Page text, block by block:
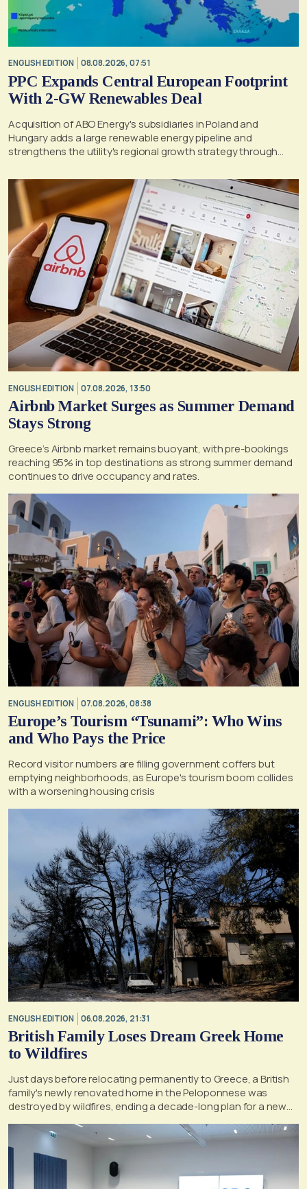
ENGLISH EDITION 08.08.2026, 07:51
PPC Expands Central European Footprint
With 2-GW Renewables Deal
Acquisition of ABO Energy's subsidiaries in Poland and
Hungary adds a large renewable energy pipeline and
strengthens the utility's regional growth strategy through
ENGLISH EDITION 07.08.2026, 13:50
Airbnb Market Surges as Summer Demand
Stays Strong
Greece’s Airbnb market remains buoyant, with pre-bookings
reaching 95% in top destinations as strong summer demand
continues to drive occupancy and rates.
ENGLISH EDITION 07.08.2026, 08:38
Europe’s Tourism “Tsunami”: Who Wins
and Who Pays the Price
Record visitor numbers are filling government coffers but
emptying neighborhoods, as Europe's tourism boom collides
with a worsening housing crisis
ENGLISH EDITION 06.08.2026, 21:31
British Family Loses Dream Greek Home
to Wildfires
Just days before relocating permanently to Greece, a British
family's newly renovated home in the Peloponnese was
destroyed by wildfires, ending a decade-long plan for a new